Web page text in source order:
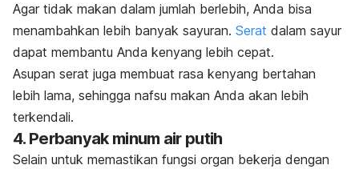
Agar tidak makan dalam jumlah berlebih, Anda bisa
menambahkan lebih banyak sayuran. Serat dalam sayur
dapat membantu Anda kenyang lebih cepat.
Asupan serat juga membuat rasa kenyang bertahan
lebih lama, sehingga nafsu makan Anda akan lebih
terkendali.
4. Perbanyak minum air putih
Selain untuk memastikan fungsi organ bekerja dengan